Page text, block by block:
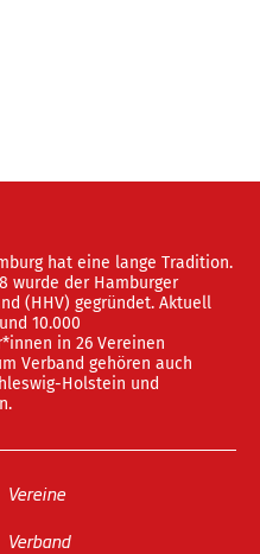
hat eine lange Tradition.
wurde der Hamburger
(HHV) gegründet. Aktuell
10.000
in 26 Vereinen
Verband gehören auch
Holstein und
Vereine
Verband